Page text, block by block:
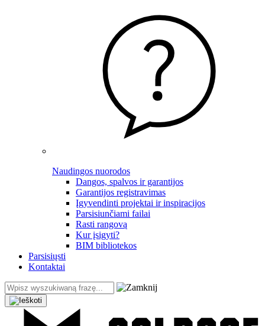
Naudingos nuorodos
Dangos, spalvos ir garantijos
Garantijos registravimas
Įgyvendinti projektai ir inspiracijos
Parsisiunčiami failai
Rasti rangovą
Kur įsigyti?
BIM bibliotekos
Parsisiųsti
Kontaktai